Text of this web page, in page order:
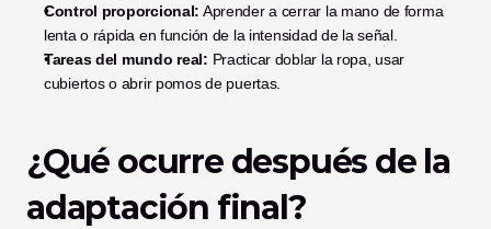
Control proporcional: Aprender a cerrar la mano de forma
lenta o rápida en función de la intensidad de la señal.
Tareas del mundo real: Practicar doblar la ropa, usar
cubiertos o abrir pomos de puertas.
¿Qué ocurre después de la
adaptación final?